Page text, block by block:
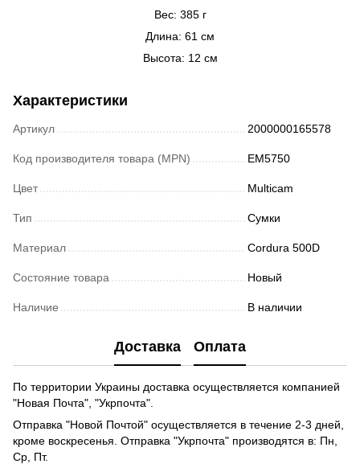
Вес: 385 г
Длина: 61 см
Высота: 12 см
Характеристики
Артикул 2000000165578
Код производителя товара (MPN) EM5750
Цвет Multicam
Тип Сумки
Материал Cordura 500D
Состояние товара Новый
Наличие В наличии
Доставка Оплата
По территории Украины доставка осуществляется компанией
"Новая Почта", "Укрпочта".
Отправка "Новой Почтой" осуществляется в течение 2-3 дней,
кроме воскресенья. Отправка "Укрпочта" производятся в: Пн,
Ср, Пт.